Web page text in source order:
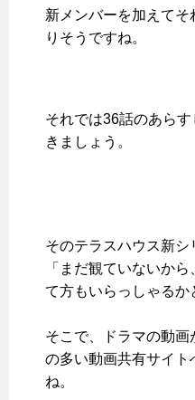
新メンバーを加えて
りそうですね。
それでは36話のあら
きましょう。
そのテラスハウス新
「まだ観ていないか
て方もいらっしゃるか
そこで、ドラマの動画
の多い動画共有サイト
ね。